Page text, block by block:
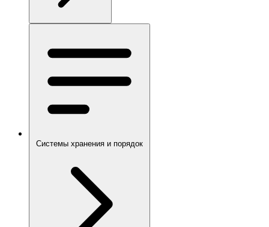
Системы хранения и порядок